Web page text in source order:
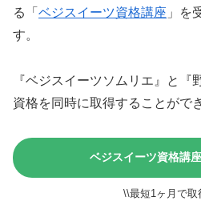
る「 ベジスイーツ資格講座 」を
す。
『ベジスイーツソムリエ』と『
資格を同時に取得することがで
ベジスイーツ資格講
\\最短1ヶ月で取